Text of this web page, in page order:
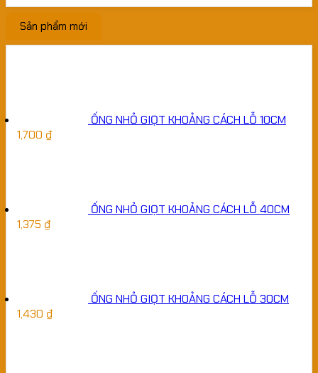
Sản phẩm mới
ỐNG NHỎ GIỌT KHOẢNG CÁCH LỖ 10CM
1,700 ₫
ỐNG NHỎ GIỌT KHOẢNG CÁCH LỖ 40CM
1,375 ₫
ỐNG NHỎ GIỌT KHOẢNG CÁCH LỖ 30CM
1,430 ₫